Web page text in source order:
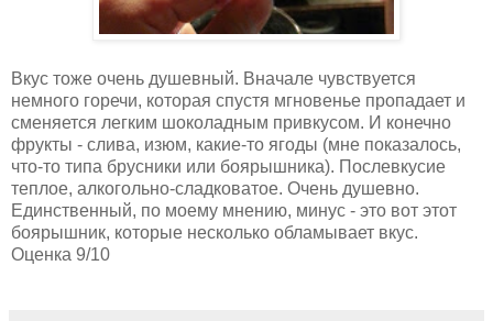
Вкус тоже очень душевный. Вначале чувствуется
немного горечи, которая спустя мгновенье пропадает и
сменяется легким шоколадным привкусом. И конечно
фрукты - слива, изюм, какие-то ягоды (мне показалось,
что-то типа брусники или боярышника). Послевкусие
теплое, алкогольно-сладковатое. Очень душевно.
Единственный, по моему мнению, минус - это вот этот
боярышник, которые несколько обламывает вкус.
Оценка 9/10